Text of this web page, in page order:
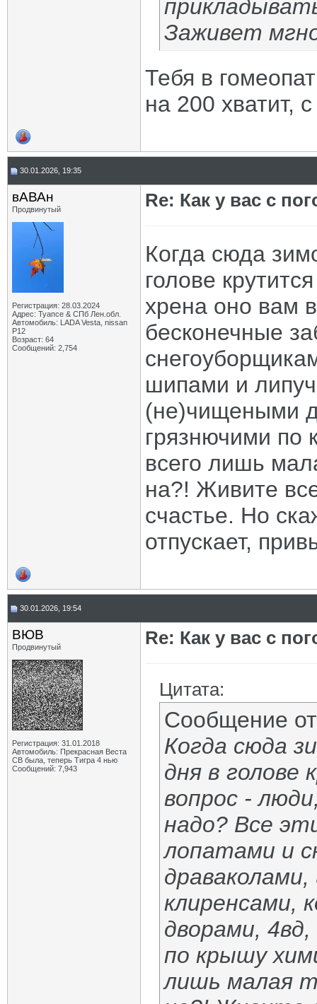
Заживет
Тебя в
на 200 хватит,
30.01.2026, 19:35
вАВАн
Продвинутый
Регистрация: 28.03.2024
Адрес: Туапсе & СПб Лен.обл.
Автомобиль: LADA Vesta, nissan
P12
Возраст: 64
Сообщений: 2,754
Re: Как у вас с
Когда сюда
голове
хрена оно вам
бесконечные
шипами и
(не)чищеными
грязнючими
всего лишь
на?! Живите
счастье. Но
отпускает,
30.01.2026, 19:54
ВЮВ
Продвинутый
Регистрация: 31.01.2018
Автомобиль: Прекрасная Веста
СВ была, теперь Тигра 4 нью
Сообщений: 7,943
Re: Как у вас с
Цитата:
Сообщение
Когда сюда
дня в голове
вопрос -
надо? Все
лопатами и
клиренсами,
дворами,
по крышу
лишь малая